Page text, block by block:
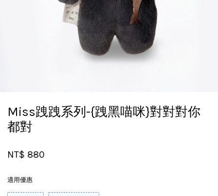
Miss跩跩系列-{跩黑喵咪}對對對你
都對
NT$ 880
適用優惠